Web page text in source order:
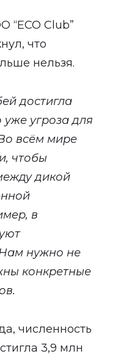
“ECO Club”
что
нельзя.
достигла
уже угроза для
всём мире
чтобы
дикой
в
Нам нужно не
конкретные
численность
3,9 млн